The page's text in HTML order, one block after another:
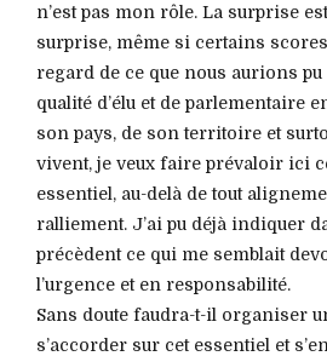
n’est pas mon rôle. La surprise est
surprise, même si certains
regard de ce que nous aurions
qualité d’élu et de parlementaire
son pays, de son territoire et
vivent, je veux faire prévaloir ici
essentiel, au-delà de tout
ralliement. J’ai pu déjà indiquer
précèdent ce qui me semblait
l’urgence et en responsabilité.
Sans doute faudra-t-il organiser
s’accorder sur cet essentiel et